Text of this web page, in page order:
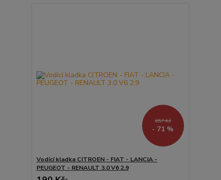
657 Kč
- 71 %
Vodící kladka CITROEN - FIAT - LANCIA -
PEUGEOT - RENAULT 3.0 V6 2.9